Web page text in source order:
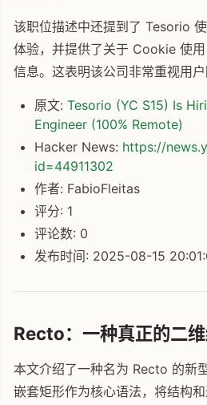
该职位描述中还提到了 Tesorio
体验，并提供了关于 Cookie 使
信息。这表明该公司非常重视用户
原文: Tesorio (YC S15) Is
Engineer (100% Remote)
Hacker News: https://
id=44911302
作者: FabioFleitas
评分: 1
评论数: 0
发布时间: 2025-08-15
Recto：一种真正的二
本文介绍了一种名为 Recto 的新
嵌套矩形作为核心语法，将结构